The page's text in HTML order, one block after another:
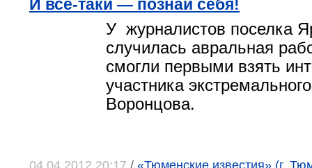
И всё-таки — познай себя!
У журналистов поселка
случилась авральная
смогли первыми взять
участника
Воронцова.